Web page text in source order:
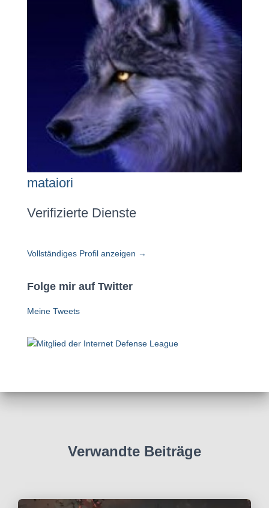
mataiori
Verifizierte Dienste
Vollständiges Profil anzeigen →
Folge mir auf Twitter
Meine Tweets
Verwandte Beiträge